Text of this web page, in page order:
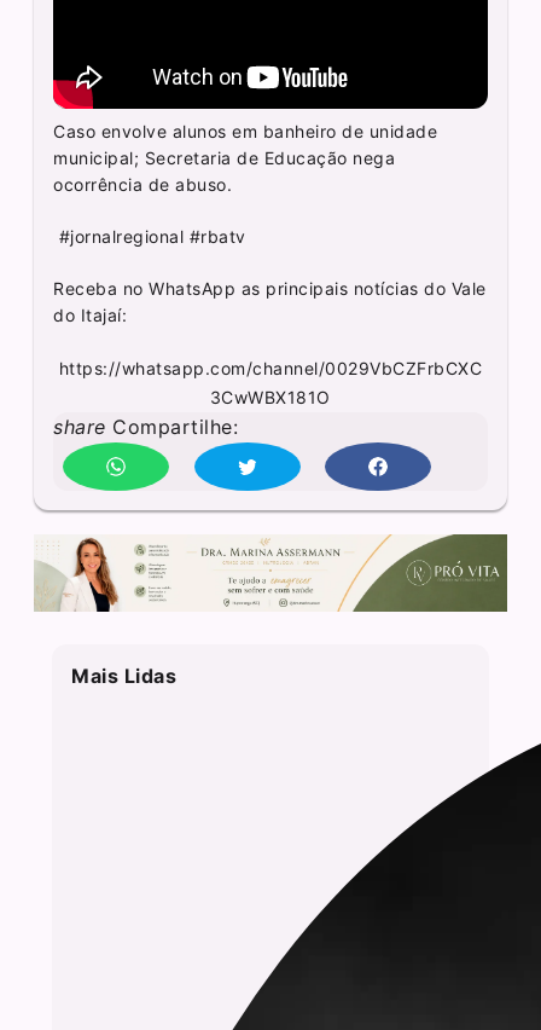
Caso envolve alunos em banheiro de unidade
municipal; Secretaria de Educação nega
ocorrência de abuso.
#jornalregional #rbatv
Receba no WhatsApp as principais notícias do Vale
do Itajaí:
https://whatsapp.com/channel/0029VbCZFrbCXC
3CwWBX181O
share Compartilhe:
Mais Lidas